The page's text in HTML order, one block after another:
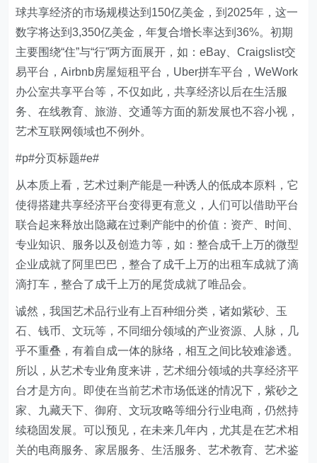
球共享经济的市场规模达到150亿美金，到2025年，这一
数字将达到3,350亿美金，年复合增长率达到36%。初期
主要围绕“住”与“行”两方面展开，如：eBay、Craigslist交
易平台，Airbnb房屋短租平台，Uber拼车平台，WeWork
办公室共享平台等，不仅如此，共享经济以后在生活服
务、在线教育、旅游、交通等方面的新发展也不容小视，
艺术互联网领域也不例外。
#p#分页标题#e#
从本质上看，艺术过剩产能是一种诱人的低成本原料，它
使得搭建共享经济平台变得更有意义，人们可以借助平台
联合起来释放出隐藏在过剩产能中的价值：资产、时间、
专业知识、服务以及创造力等，如：整合成千上万的微型
企业成就了阿里巴巴，整合了成千上万的出租车成就了滴
滴打车，整合了成千上万的尾货成就了唯品会。
诚然，我国艺术品行业有上百种细分类，诸如紫砂、玉
石、钱币、文玩等，不同细分领域的产业资源、人脉，几
乎不重叠，有着自成一体的脉络，相互之间比较难渗透。
所以，从艺术专业角度来讲，艺术细分领域的共享经济平
台才是方向。即使在当前艺术市场低迷的情况下，紫砂之
家、九藏天下、御府、文玩攻略等细分行业电商，仍然持
续稳固发展。可以预见，在未来几年内，尤其是在艺术相
关的电商服务、家居服务、生活服务、艺术教育、艺术鉴